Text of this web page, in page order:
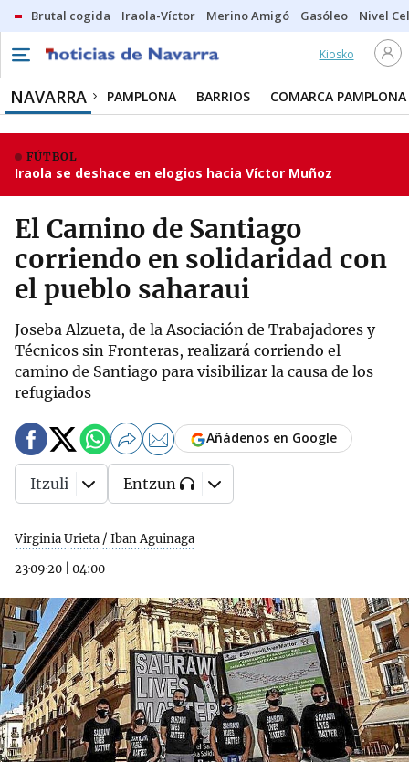
Brutal cogida Iraola-Víctor Merino Amigó Gasóleo Nivel
Kiosko
NAVARRA PAMPLONA BARRIOS COMARCA PAMPLONA
FÚTBOL
Iraola se deshace en elogios hacia Víctor Muñoz
El Camino de Santiago
corriendo en solidaridad con
el pueblo saharaui
Joseba Alzueta, de la Asociación de Trabajadores y
Técnicos sin Fronteras, realizará corriendo el
camino de Santiago para visibilizar la causa de los
refugiados
Virginia Urieta / Iban Aguinaga
23·09·20
04:00
Añádenos en Google
Itzuli Entzun